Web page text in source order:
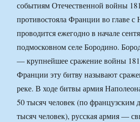
событиям Отечественной войны
противостояла Франции во главе с
проводится ежегодно в начале
подмосковном селе Бородино.
— крупнейшее сражение войны
Франции эту битву называют
реке. В ходе битвы армия
50 тысяч человек (по французским
тысяч человек), русская армия —